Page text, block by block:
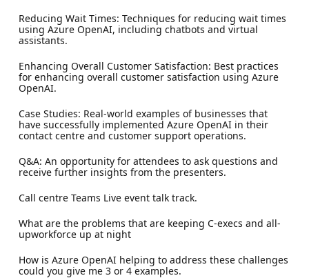
Reducing Wait Times: Techniques for reducing wait times
using Azure OpenAI, including chatbots and virtual
assistants.
Enhancing Overall Customer Satisfaction: Best practices
for enhancing overall customer satisfaction using Azure
OpenAI.
Case Studies: Real-world examples of businesses that
have successfully implemented Azure OpenAI in their
contact centre and customer support operations.
Q&A: An opportunity for attendees to ask questions and
receive further insights from the presenters.
Call centre Teams Live event talk track.
What are the problems that are keeping C-execs and all-
upworkforce up at night
How is Azure OpenAI helping to address these challenges
could you give me 3 or 4 examples.